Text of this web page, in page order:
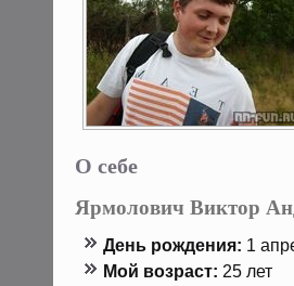
О себе
Ярмолович Виктор
День рождения: 1
Мой возраст: 25 лет